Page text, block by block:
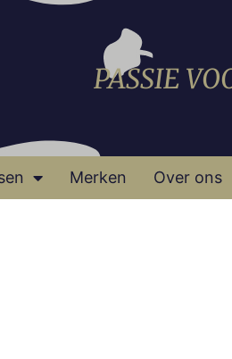
PASSIE
Merken Over ons